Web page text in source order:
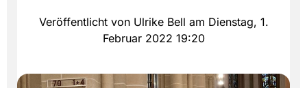
Veröffentlicht von Ulrike Bell am Dienstag, 1.
Februar 2022 19:20